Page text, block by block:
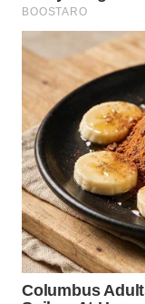
WN
LANGKAT
WN
TAPANULI
SELATAN
WN
TANJUNG
LESUNG